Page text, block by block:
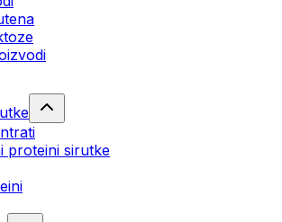
proteini sirutke